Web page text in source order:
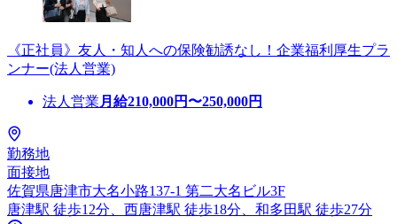
《正社員》友人・知人への保険勧誘なし！企業福利厚生プラ
ンナー(法人営業)
法人営業 月給210,000円〜250,000円
勤務地
面接地
佐賀県唐津市大名小路137-1 第二大名ビル3F
唐津駅 徒歩12分、西唐津駅 徒歩18分、和多田駅 徒歩27分